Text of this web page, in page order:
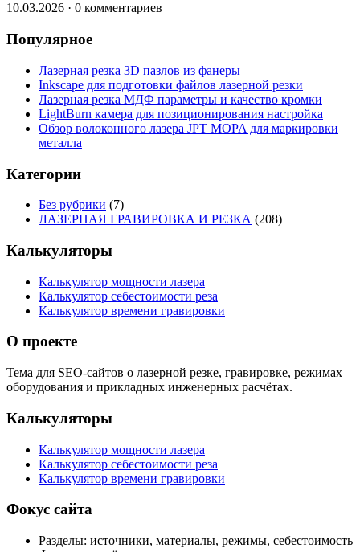
10.03.2026 · 0 комментариев
Популярное
Лазерная резка 3D пазлов из фанеры
Inkscape для подготовки файлов лазерной резки
Лазерная резка МДФ параметры и качество кромки
LightBurn камера для позиционирования настройка
Обзор волоконного лазера JPT MOPA для маркировки
металла
Категории
Без рубрики (7)
ЛАЗЕРНАЯ ГРАВИРОВКА И РЕЗКА (208)
Калькуляторы
Калькулятор мощности лазера
Калькулятор себестоимости реза
Калькулятор времени гравировки
О проекте
Тема для SEO-сайтов о лазерной резке, гравировке, режимах
оборудования и прикладных инженерных расчётах.
Калькуляторы
Калькулятор мощности лазера
Калькулятор себестоимости реза
Калькулятор времени гравировки
Фокус сайта
Разделы: источники, материалы, режимы, себестоимость